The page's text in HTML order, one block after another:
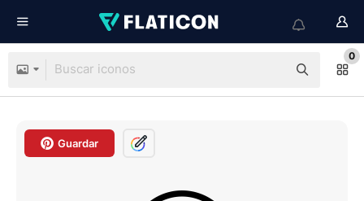
0
Guardar